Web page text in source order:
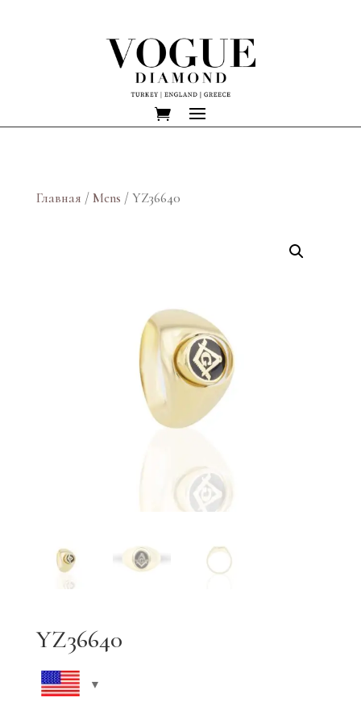
Главная /Mens / YZ36640
YZ36640